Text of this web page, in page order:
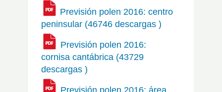
Previsión polen 2016: centro
peninsular (46746 descargas )
Previsión polen 2016:
cornisa cantábrica (43729
descargas )
Previsión polen 2016: área